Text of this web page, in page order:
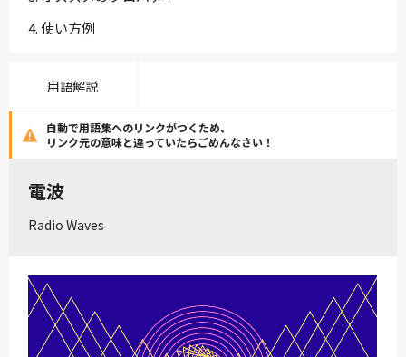
使い方例
用語解説
自動で用語集へのリンクがつくため、
リンク元の意味と違っていたらごめんなさい！
電波
Radio Waves